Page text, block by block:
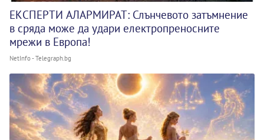
ЕКСПЕРТИ АЛАРМИРАТ: Слънчевото затъмнение
в сряда може да удари електропреносните
мрежи в Европа!
NetInfo - Telegraph.bg